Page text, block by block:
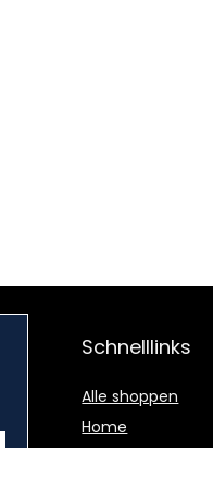
Schnelllinks
Alle shoppen
Home